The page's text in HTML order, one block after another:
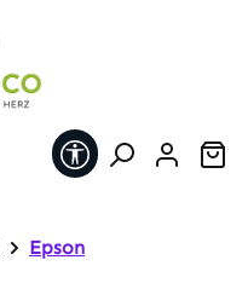
Werkzeugleiste
Epson